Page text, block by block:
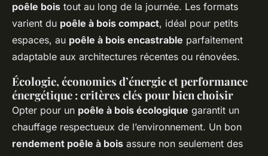
poêle bois tout au long de la journée. Les formats
varient du poêle à bois compact, idéal pour petits
espaces, au poêle à bois encastrable parfaitement
adaptable aux architectures récentes ou rénovées.
Écologie, économies d’énergie et performance
énergétique : critères clés pour bien choisir
Opter pour un poêle à bois écologique garantit un
chauffage respectueux de l’environnement. Un bon
rendement poêle à bois assure non seulement des